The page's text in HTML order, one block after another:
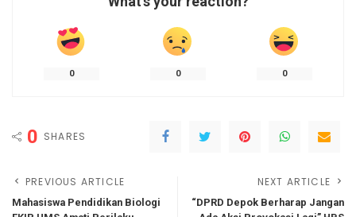
0 0 0
0 SHARES
PREVIOUS ARTICLE
Mahasiswa Pendidikan Biologi
NEXT ARTICLE
“DPRD Depok Berharap Jangan